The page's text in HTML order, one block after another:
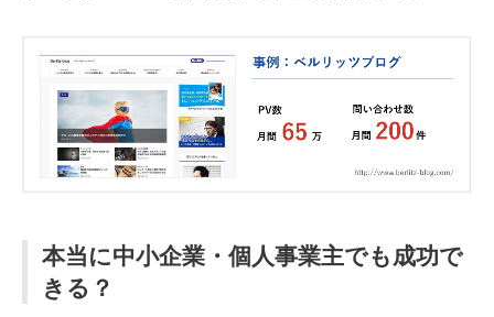
本当に中小企業・個人事業主でも成功で
きる？